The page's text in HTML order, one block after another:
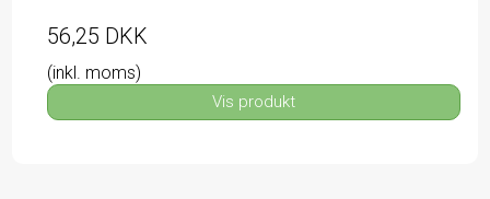
56,25 DKK
(inkl. moms)
Vis produkt